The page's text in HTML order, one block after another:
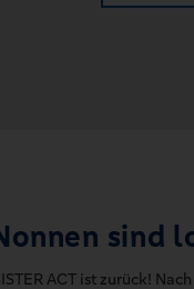
sind
ACT ist zurück!